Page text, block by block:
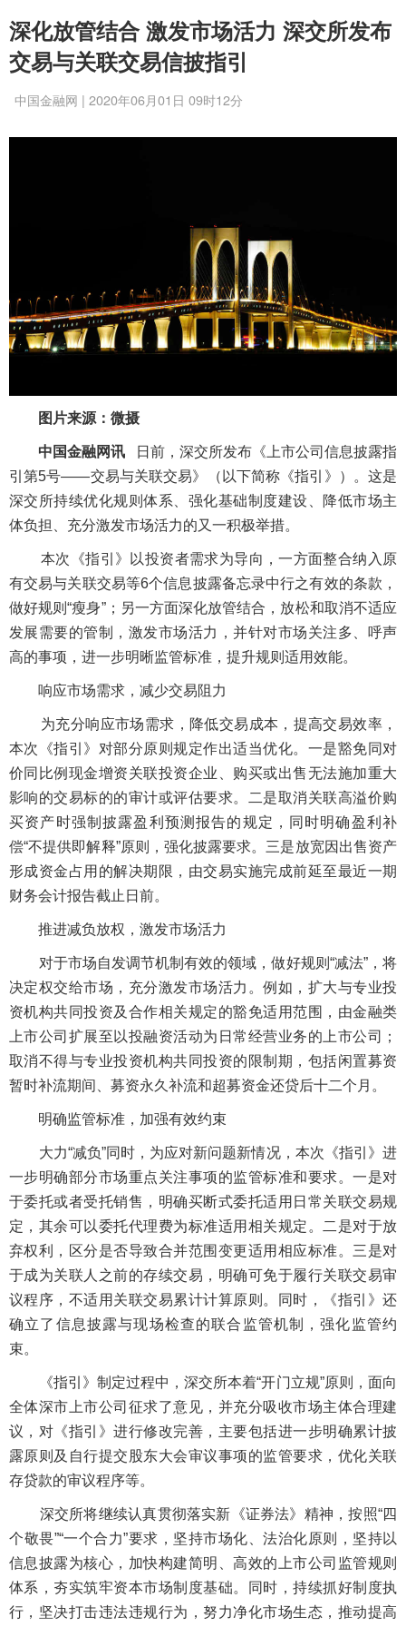
深化放管结合 激发市场活力 深交所发布
交易与关联交易信披指引
中国金融网 | 2020年06月01日 09时12分
图片来源：微摄
中国金融网讯
日前，深交所发布《上市公司信息披露指
引第5号——交易与关联交易》（以下简称《指引》）。这是
深交所持续优化规则体系、强化基础制度建设、降低市场主
体负担、充分激发市场活力的又一积极举措。
本次《指引》以投资者需求为导向，一方面整合纳入原
有交易与关联交易等6个信息披露备忘录中行之有效的条款，
做好规则“瘦身”；另一方面深化放管结合，放松和取消不适应
发展需要的管制，激发市场活力，并针对市场关注多、呼声
高的事项，进一步明晰监管标准，提升规则适用效能。
响应市场需求，减少交易阻力
为充分响应市场需求，降低交易成本，提高交易效率，
本次《指引》对部分原则规定作出适当优化。一是豁免同对
价同比例现金增资关联投资企业、购买或出售无法施加重大
影响的交易标的的审计或评估要求。二是取消关联高溢价购
买资产时强制披露盈利预测报告的规定，同时明确盈利补
偿“不提供即解释”原则，强化披露要求。三是放宽因出售资产
形成资金占用的解决期限，由交易实施完成前延至最近一期
财务会计报告截止日前。
推进减负放权，激发市场活力
对于市场自发调节机制有效的领域，做好规则“减法”，将
决定权交给市场，充分激发市场活力。例如，扩大与专业投
资机构共同投资及合作相关规定的豁免适用范围，由金融类
上市公司扩展至以投融资活动为日常经营业务的上市公司；
取消不得与专业投资机构共同投资的限制期，包括闲置募资
暂时补流期间、募资永久补流和超募资金还贷后十二个月。
明确监管标准，加强有效约束
大力“减负”同时，为应对新问题新情况，本次《指引》进
一步明确部分市场重点关注事项的监管标准和要求。一是对
于委托或者受托销售，明确买断式委托适用日常关联交易规
定，其余可以委托代理费为标准适用相关规定。二是对于放
弃权利，区分是否导致合并范围变更适用相应标准。三是对
于成为关联人之前的存续交易，明确可免于履行关联交易审
议程序，不适用关联交易累计计算原则。同时，《指引》还
确立了信息披露与现场检查的联合监管机制，强化监管约
束。
《指引》制定过程中，深交所本着“开门立规”原则，面向
全体深市上市公司征求了意见，并充分吸收市场主体合理建
议，对《指引》进行修改完善，主要包括进一步明确累计披
露原则及自行提交股东大会审议事项的监管要求，优化关联
存贷款的审议程序等。
深交所将继续认真贯彻落实新《证券法》精神，按照“四
个敬畏”“一个合力”要求，坚持市场化、法治化原则，坚持以
信息披露为核心，加快构建简明、高效的上市公司监管规则
体系，夯实筑牢资本市场制度基础。同时，持续抓好制度执
行，坚决打击违法违规行为，努力净化市场生态，推动提高